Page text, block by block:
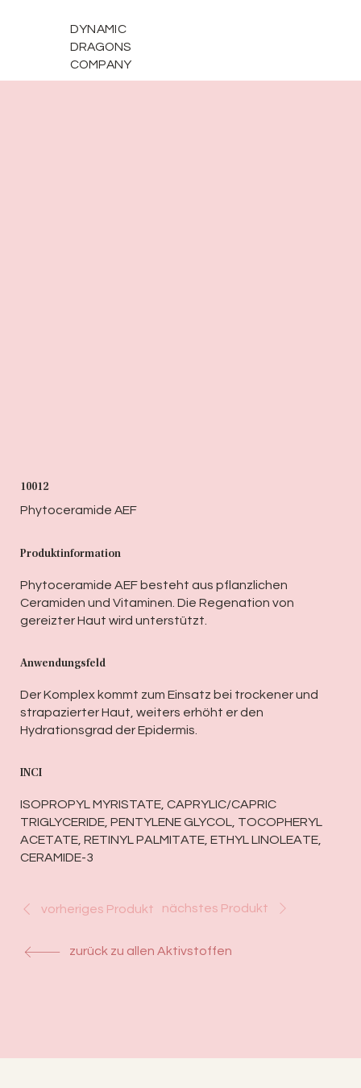
DYNAMIC
DRAGONS
COMPANY
zurück zu allen Aktivstoffen
vorheriges Produkt nächstes Produkt
10012
Phytoceramide AEF
Produktinformation
Phytoceramide AEF besteht aus pflanzlichen
Ceramiden und Vitaminen. Die Regenation von
gereizter Haut wird unterstützt.
Anwendungsfeld
Der Komplex kommt zum Einsatz bei trockener und
strapazierter Haut, weiters erhöht er den
Hydrationsgrad der Epidermis.
INCI
ISOPROPYL MYRISTATE, CAPRYLIC/CAPRIC
TRIGLYCERIDE, PENTYLENE GLYCOL, TOCOPHERYL
ACETATE, RETINYL PALMITATE, ETHYL LINOLEATE,
CERAMIDE-3